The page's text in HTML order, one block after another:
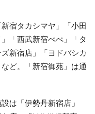
宿タカシマヤ」「小田
「西武新宿ぺぺ」「タ
新宿店」「ヨドバシカ
ど。「新宿御苑」は通
は「伊勢丹新宿店」